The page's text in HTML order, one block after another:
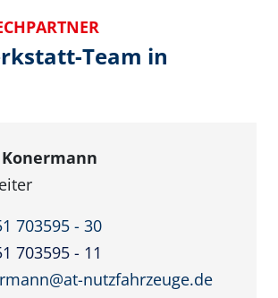
Team in
703595 - 30
703595 - 11
nutzfahrzeuge.de